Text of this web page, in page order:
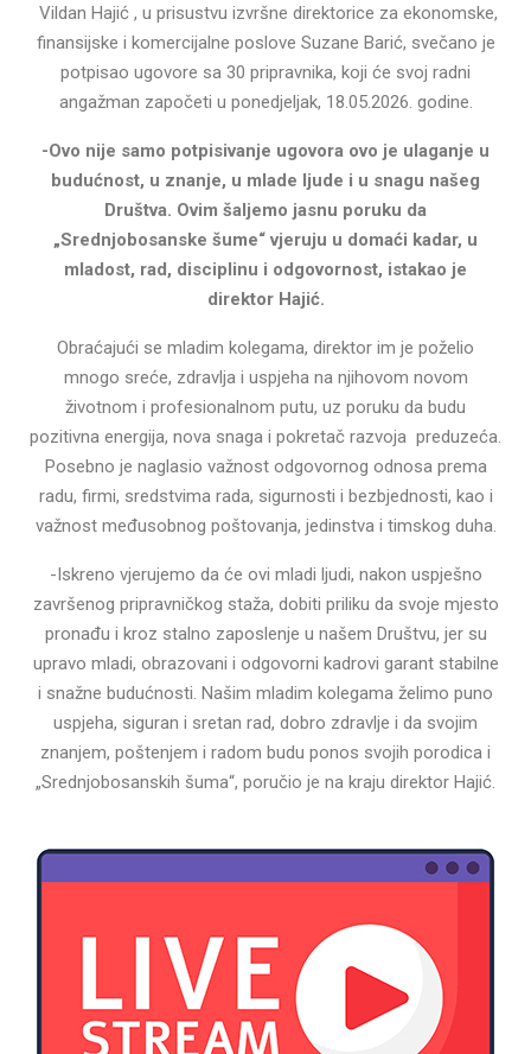
Vildan Hajić , u prisustvu izvršne direktorice za ekonomske,
finansijske i komercijalne poslove Suzane Barić, svečano je
potpisao ugovore sa 30 pripravnika, koji će svoj radni
angažman započeti u ponedjeljak, 18.05.2026. godine.
-Ovo nije samo potpisivanje ugovora ovo je ulaganje u
budućnost, u znanje, u mlade ljude i u snagu našeg
Društva. Ovim šaljemo jasnu poruku da
„Srednjobosanske šume“ vjeruju u domaći kadar, u
mladost, rad, disciplinu i odgovornost, istakao je
direktor Hajić.
Obraćajući se mladim kolegama, direktor im je poželio
mnogo sreće, zdravlja i uspjeha na njihovom novom
životnom i profesionalnom putu, uz poruku da budu
pozitivna energija, nova snaga i pokretač razvoja preduzeća.
Posebno je naglasio važnost odgovornog odnosa prema
radu, firmi, sredstvima rada, sigurnosti i bezbjednosti, kao i
važnost međusobnog poštovanja, jedinstva i timskog duha.
-Iskreno vjerujemo da će ovi mladi ljudi, nakon uspješno
završenog pripravničkog staža, dobiti priliku da svoje mjesto
pronađu i kroz stalno zaposlenje u našem Društvu, jer su
upravo mladi, obrazovani i odgovorni kadrovi garant stabilne
i snažne budućnosti. Našim mladim kolegama želimo puno
uspjeha, siguran i sretan rad, dobro zdravlje i da svojim
znanjem, poštenjem i radom budu ponos svojih porodica i
„Srednjobosanskih šuma“, poručio je na kraju direktor Hajić.